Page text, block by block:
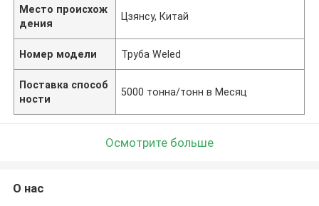
Место происхож
дения
Цзянсу, Китай
Номер модели Труба Weled
Поставка способ
ности
5000 тонна/тонн в Месяц
Осмотрите больше
О нас